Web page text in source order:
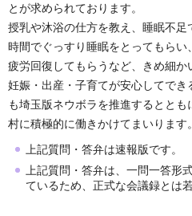
とが求められております。
授乳や沐浴の仕方を教え、睡眠不
時間でぐっすり睡眠をとってもら
疲労回復してもらうなど、きめ細か
妊娠・出産・子育てが安心してでき
も埼玉版ネウボラを推進するとと
村に積極的に働きかけてまいります。
上記質問・答弁は速報版です。
上記質問・答弁は、一問一答形
ているため、正式な会議録とは